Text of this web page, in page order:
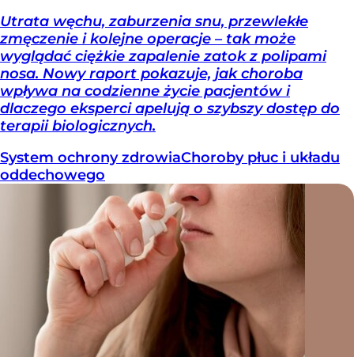
Utrata węchu, zaburzenia snu, przewlekłe
zmęczenie i kolejne operacje – tak może
wyglądać ciężkie zapalenie zatok z polipami
nosa. Nowy raport pokazuje, jak choroba
wpływa na codzienne życie pacjentów i
dlaczego eksperci apelują o szybszy dostęp do
terapii biologicznych.
System ochrony zdrowiaChoroby płuc i układu
oddechowego